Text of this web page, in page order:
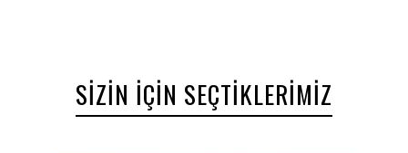
SIZIN İÇIN SEÇTIKLERIMIZ